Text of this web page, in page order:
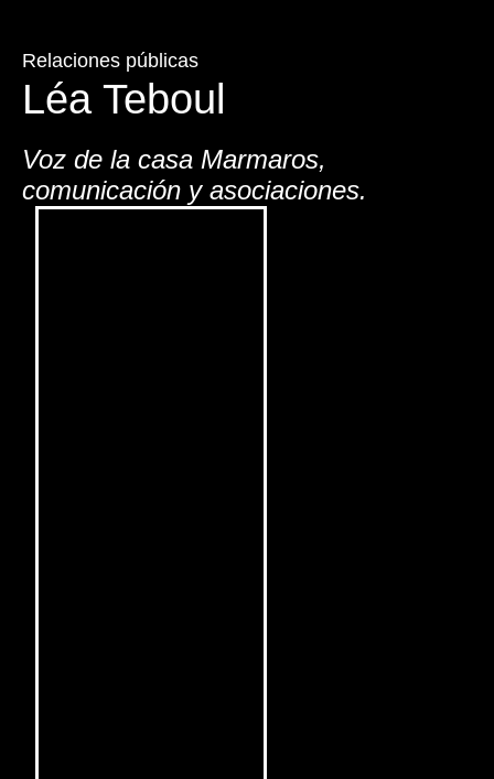
Relaciones públicas
Léa Teboul
Voz de la casa Marmaros,
comunicación y asociaciones.